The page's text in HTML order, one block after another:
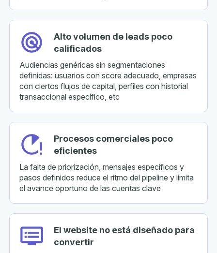
Alto volumen de leads poco
calificados
Audiencias genéricas sin segmentaciones
definidas: usuarios con score adecuado, empresas
con ciertos flujos de capital, perfiles con historial
transaccional específico, etc
Procesos comerciales poco
eficientes
La falta de priorización, mensajes específicos y
pasos definidos reduce el ritmo del pipeline y limita
el avance oportuno de las cuentas clave
El website no está diseñado para
convertir